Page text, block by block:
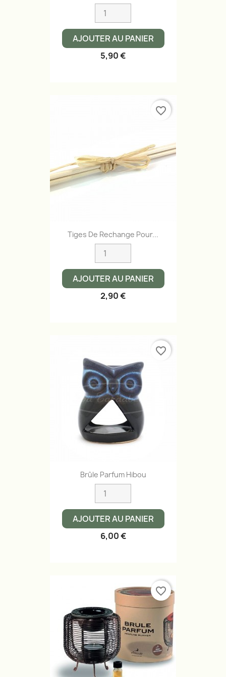
AJOUTER AU PANIER
5,90 €
Tiges De Rechange Pour...
AJOUTER AU PANIER
2,90 €
favorite_border
Brûle Parfum Hibou
AJOUTER AU PANIER
6,00 €
favorite_border
favorite_border